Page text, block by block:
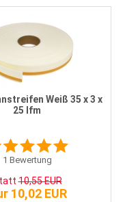
Weiß 35 x 3 x
25 lfm
1 Bewertung
10,55 EUR
10,02 EUR